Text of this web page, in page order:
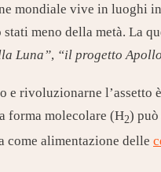
mondiale vive in luoghi
stati meno della metà. La
Luna”, “il progetto
e rivoluzionarne l’assetto
forma molecolare (H2)
come alimentazione delle